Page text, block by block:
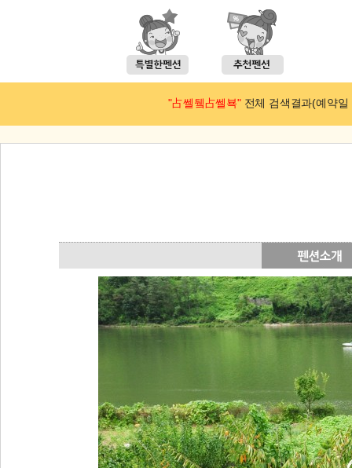
"占쎌뒠占쎌뵥"전체 검색결과(예약일